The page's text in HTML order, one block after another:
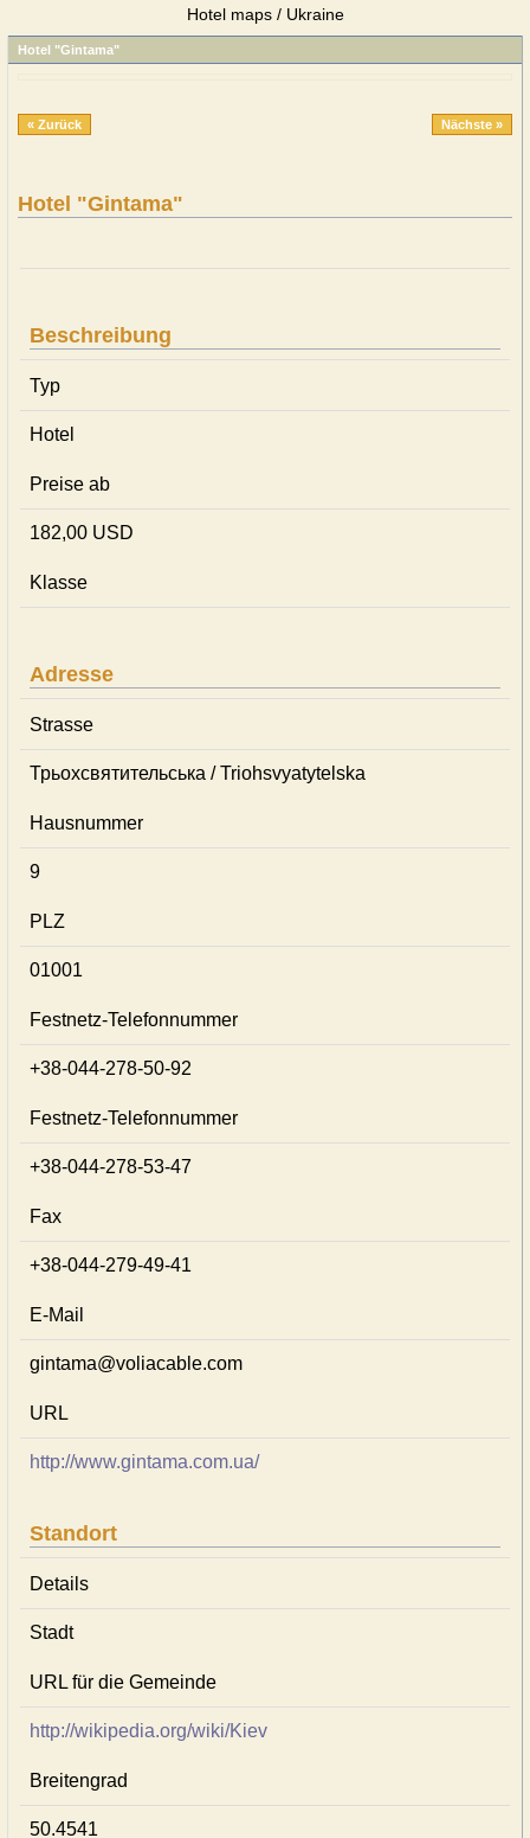
Hotel maps / Ukraine
Hotel "Gintama"
« Zurück Nächste »
Hotel "Gintama"
Beschreibung
Typ
Hotel
Preise ab
182,00 USD
Klasse
Adresse
Strasse
Трьохсвятительська / Triohsvyatytelska
Hausnummer
9
PLZ
01001
Festnetz-Telefonnummer
+38-044-278-50-92
Festnetz-Telefonnummer
+38-044-278-53-47
Fax
+38-044-279-49-41
E-Mail
gintama@voliacable.com
URL
http://www.gintama.com.ua/
Standort
Details
Stadt
URL für die Gemeinde
http://wikipedia.org/wiki/Kiev
Breitengrad
50.4541